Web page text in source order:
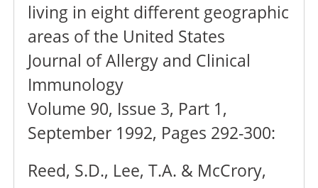
living in eight different geographic
areas of the United States
Journal of Allergy and Clinical
Immunology
Volume 90, Issue 3, Part 1,
September 1992, Pages 292-300:
Reed, S.D., Lee, T.A. & McCrory,